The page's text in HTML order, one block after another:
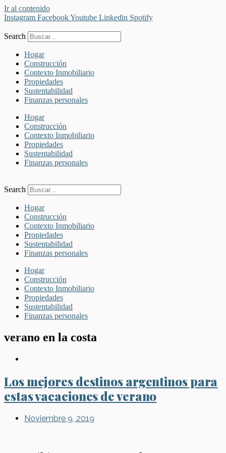
Ir al contenido
Instagram FacebookYoutube Linkedin Spotify
Search
Hogar
Construcción
Contexto Inmobiliario
Propiedades
Sustentabilidad
Finanzas personales
Hogar
Construcción
Contexto Inmobiliario
Propiedades
Sustentabilidad
Finanzas personales
Search
Hogar
Construcción
Contexto Inmobiliario
Propiedades
Sustentabilidad
Finanzas personales
Hogar
Construcción
Contexto Inmobiliario
Propiedades
Sustentabilidad
Finanzas personales
verano en la costa
Los mejores destinos argentinos para
estas vacaciones de verano
Noviembre 9, 2019